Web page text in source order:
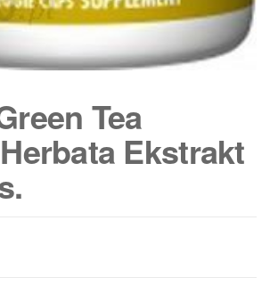
Tea
Ekstrakt